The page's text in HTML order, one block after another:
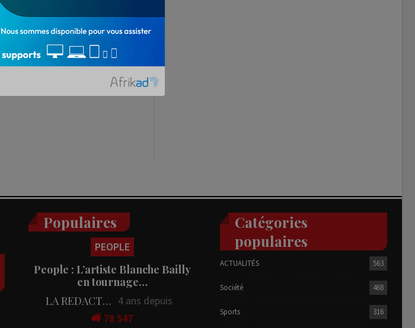
Populaires
PEOPLE
People : L’artiste Blanche Bailly
en tournage…
LA REDACTION
4 ans depuis
78 547
Catégories
populaires
ACTUALITÉS 563
Société 468
Sports 316